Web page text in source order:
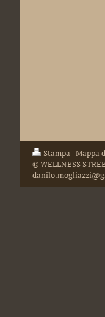
Stampa | Mappa
© WELLNESS